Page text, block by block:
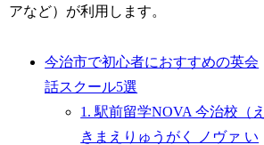
アなど）が利用します。
今治市で初心者におすすめの英会
話スクール5選
1. 駅前留学NOVA 今治校（え
きまえりゅうがく ノヴァ い